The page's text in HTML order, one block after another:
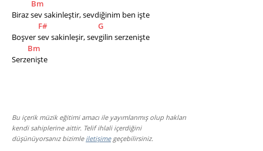
Bm
Biraz sev sakinleştir, sevdiğinim ben işte
F#
G
Boşver sev sakinleşir, sevgilin serzenişte
Bm
Serzenişte
Bu içerik müzik eğitimi amacı ile yayımlanmış olup hakları
kendi sahiplerine aittir. Telif ihlali içerdiğini
düşünüyorsanız bizimle iletişimegeçebilirsiniz.